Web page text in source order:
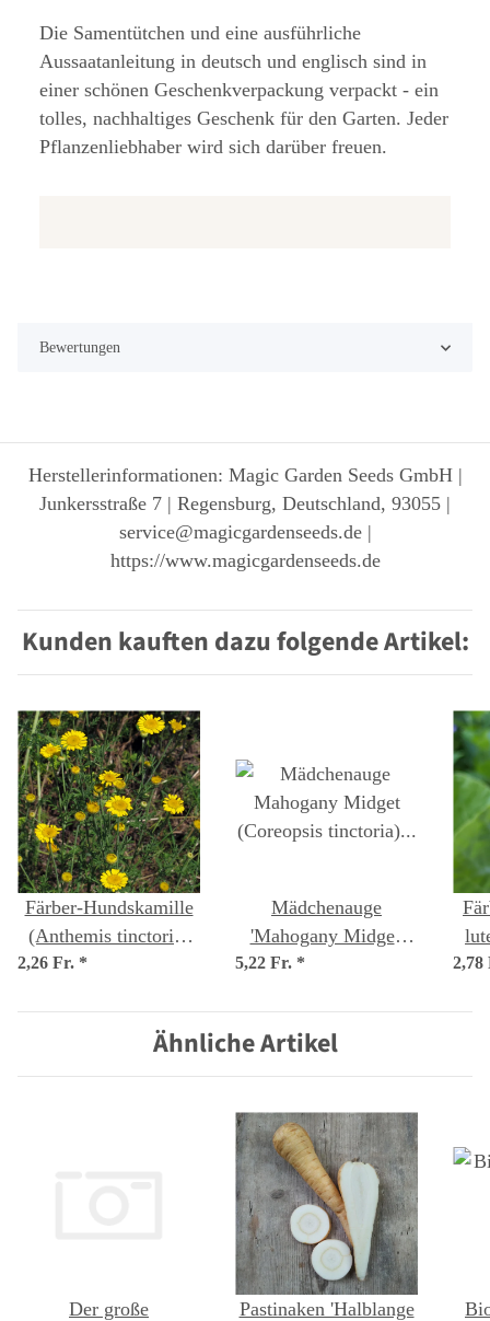
Die Samentütchen und eine ausführliche
Aussaatanleitung in deutsch und englisch sind in
einer schönen Geschenkverpackung verpackt - ein
tolles, nachhaltiges Geschenk für den Garten. Jeder
Pflanzenliebhaber wird sich darüber freuen.
Bewertungen
Herstellerinformationen: Magic Garden Seeds GmbH |
Junkersstraße 7 | Regensburg, Deutschland, 93055 |
service@magicgardenseeds.de |
https://www.magicgardenseeds.de
Kunden kauften dazu folgende Artikel:
Färber-Hundskamille
(Anthemis tinctoria)
Samen
2,26 Fr. *
Mädchenauge
'Mahogany Midget'
(Coreopsis tinctoria)
5,22 Fr. *
Ähnliche Artikel
Der große
Pastinaken 'Halblange